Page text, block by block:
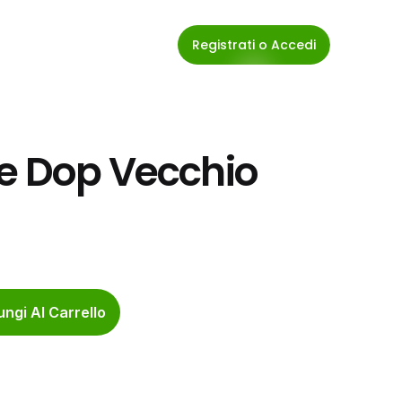
Registrati o Accedi
Dop Vecchio
Al Carrello